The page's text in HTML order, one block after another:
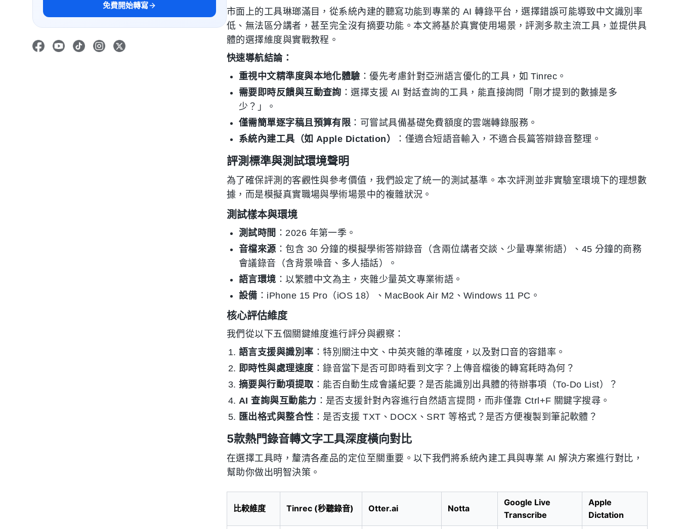
免費開始轉寫
市面上的工具琳瑯滿目，從系統內建的聽寫功能到專業的 AI 轉錄平台，選擇錯誤可能導致中文識別率
低、無法區分講者，甚至完全沒有摘要功能。本文將基於真實使用場景，評測多款主流工具，並提供具
體的選擇維度與實戰教程。
快速導航結論：
重視中文精準度與本地化體驗 ：優先考慮針對亞洲語言優化的工具，如 Tinrec。
需要即時反饋與互動查詢 ：選擇支援 AI 對話查詢的工具，能直接詢問「剛才提到的數據是多
少？」。
僅需簡單逐字稿且預算有限 ：可嘗試具備基礎免費額度的雲端轉錄服務。
系統內建工具（如 Apple Dictation）
：僅適合短語音輸入，不適合長篇答辯錄音整理。
評測標準與測試環境聲明
為了確保評測的客觀性與參考價值，我們設定了統一的測試基準。本次評測並非實驗室環境下的理想數
據，而是模擬真實職場與學術場景中的複雜狀況。
測試樣本與環境
測試時間 ：2026 年第一季。
音檔來源 ：包含 30 分鐘的模擬學術答辯錄音（含兩位講者交談、少量專業術語）、45 分鐘的商務
會議錄音（含背景噪音、多人插話）。
語言環境 ：以繁體中文為主，夾雜少量英文專業術語。
設備 ：iPhone 15 Pro（iOS 18）、MacBook Air M2、Windows 11 PC。
核心評估維度
我們從以下五個關鍵維度進行評分與觀察：
語言支援與識別率 ：特別關注中文、中英夾雜的準確度，以及對口音的容錯率。
即時性與處理速度 ：錄音當下是否可即時看到文字？上傳音檔後的轉寫耗時為何？
摘要與行動項提取：能否自動生成會議紀要？是否能識別出具體的待辦事項（To-Do List）？
AI 查詢與互動能力 ：是否支援針對內容進行自然語言提問，而非僅靠 Ctrl+F 關鍵字搜尋。
匯出格式與整合性 ：是否支援 TXT、DOCX、SRT 等格式？是否方便複製到筆記軟體？
5款熱門錄音轉文字工具深度橫向對比
在選擇工具時，釐清各產品的定位至關重要。以下我們將系統內建工具與專業 AI 解決方案進行對比，
幫助你做出明智決策。
比較維度 Tinrec (秒聽錄音) Otter.ai Notta
Google Live
Transcribe
Apple
Dictation